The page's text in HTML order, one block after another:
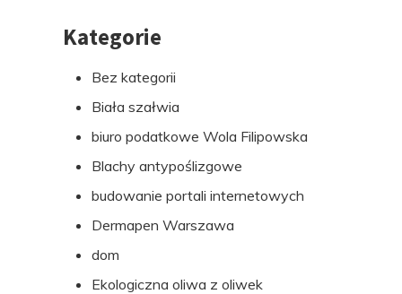
Kategorie
Bez kategorii
Biała szałwia
biuro podatkowe Wola Filipowska
Blachy antypoślizgowe
budowanie portali internetowych
Dermapen Warszawa
dom
Ekologiczna oliwa z oliwek